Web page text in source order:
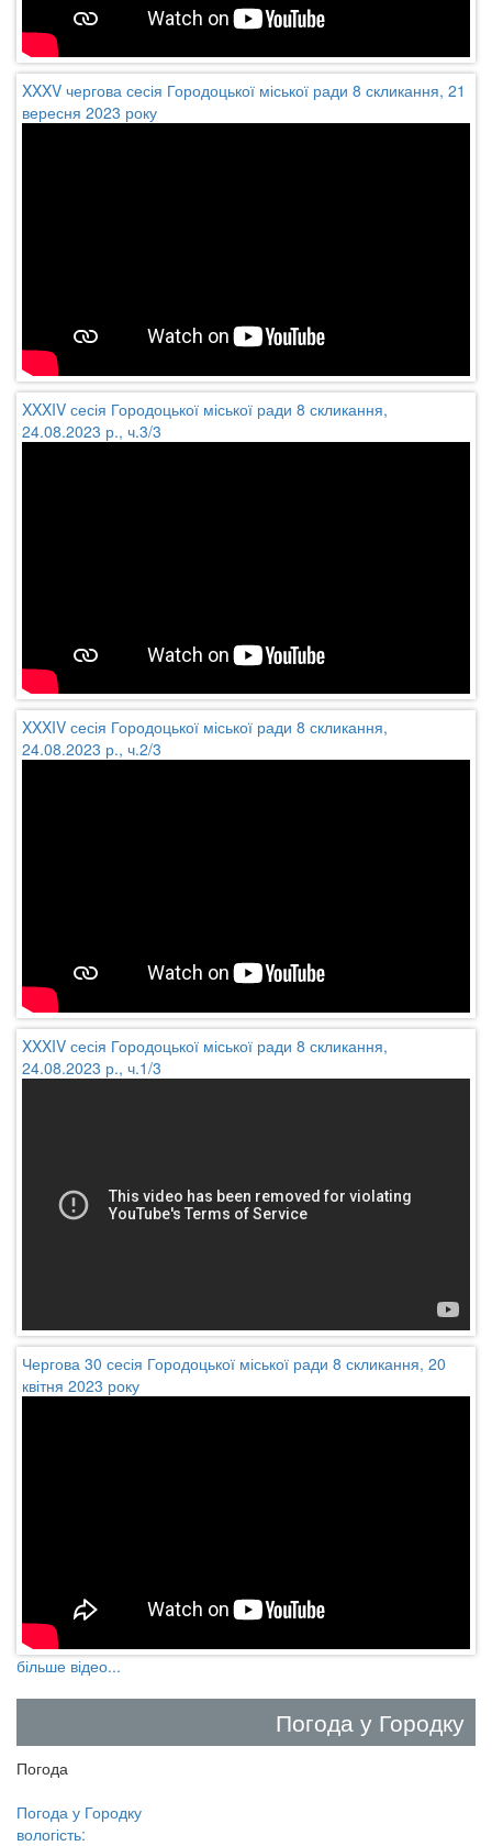
XXXV чергова сесія Городоцької міської ради 8 скликання, 21
вересня 2023 року
XXXIV сесія Городоцької міської ради 8 скликання,
24.08.2023 р., ч.3/3
XXXIV сесія Городоцької міської ради 8 скликання,
24.08.2023 р., ч.2/3
XXXIV сесія Городоцької міської ради 8 скликання,
24.08.2023 р., ч.1/3
Чергова 30 сесія Городоцької міської ради 8 скликання, 20
квітня 2023 року
більше відео...
Погода у Городку
Погода
Погода у Городку
вологість: